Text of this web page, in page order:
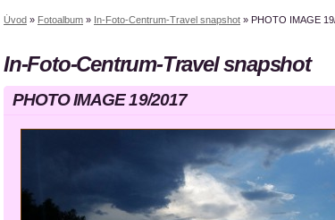
Úvod » Fotoalbum » In-Foto-Centrum-Travel snapshot » PHOTO IMAGE
In-Foto-Centrum-Travel snapshot
PHOTO IMAGE 19/2017